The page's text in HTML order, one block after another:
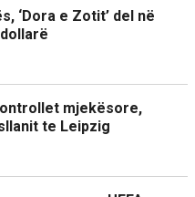
‘Dora e Zotit’ del në
mjekësore,
te Leipzig